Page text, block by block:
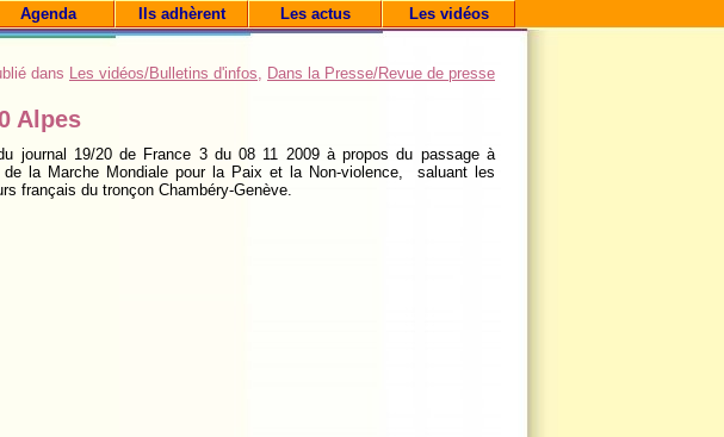
Agenda Ils adhèrent Les actus Les vidéos
dans Les vidéos/Bulletins d'infos, Dans la Presse/Revue de presse
Alpes
journal 19/20 de France 3 du 08 11 2009 à propos du passage à
de la Marche Mondiale pour la Paix et la Non-violence, saluant les
français du tronçon Chambéry-Genève.